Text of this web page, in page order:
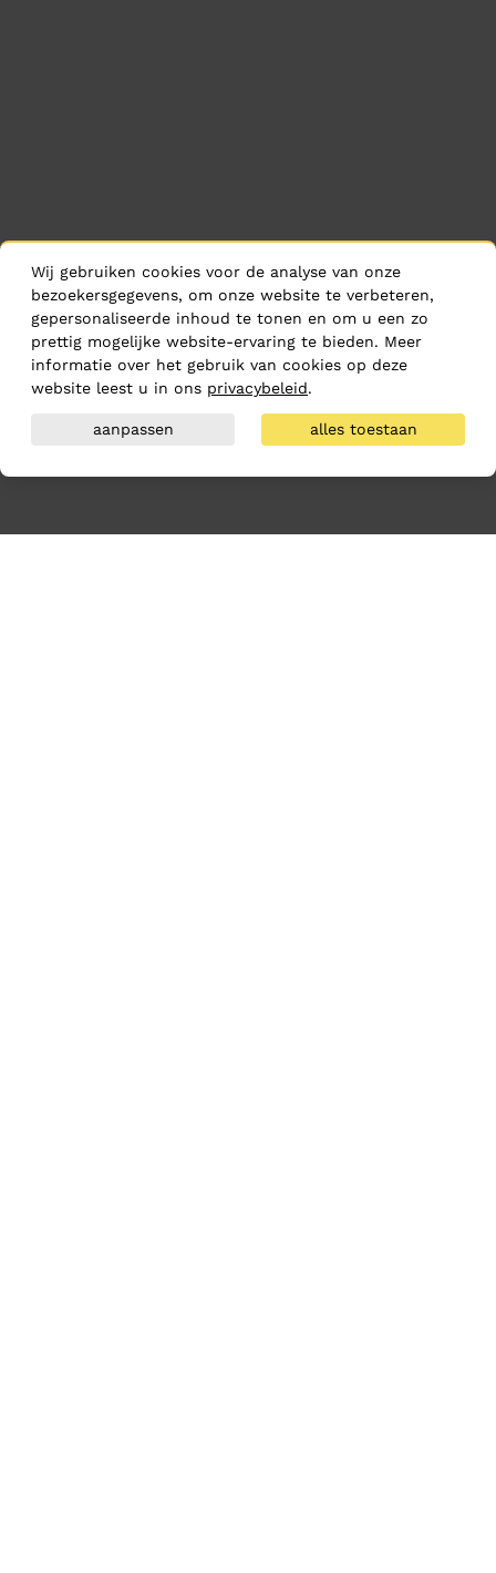
Wij gebruiken cookies voor de analyse van onze
bezoekersgegevens, om onze website te verbeteren,
gepersonaliseerde inhoud te tonen en om u een zo
prettig mogelijke website-ervaring te bieden. Meer
informatie over het gebruik van cookies op deze
website leest u in ons privacybeleid.
aanpassen alles toestaan